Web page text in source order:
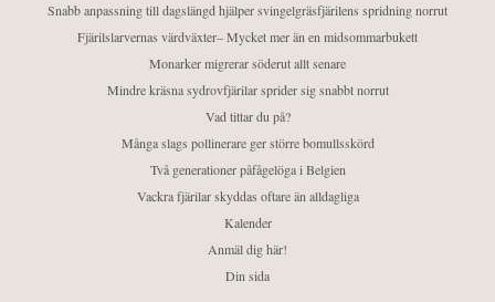
Snabb anpassning till dagslängd hjälper svingelgräsfjärilens spridning norrut
Fjärilslarvernas värdväxter– Mycket mer än en midsommarbukett
Monarker migrerar söderut allt senare
Mindre kräsna sydrovfjärilar sprider sig snabbt norrut
Vad tittar du på?
Många slags pollinerare ger större bomullsskörd
Två generationer påfågelöga i Belgien
Vackra fjärilar skyddas oftare än alldagliga
Kalender
Anmäl dig här!
Din sida